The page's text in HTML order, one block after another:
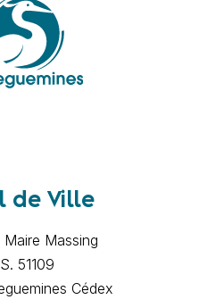
de Ville
Massing
51109
Cédex